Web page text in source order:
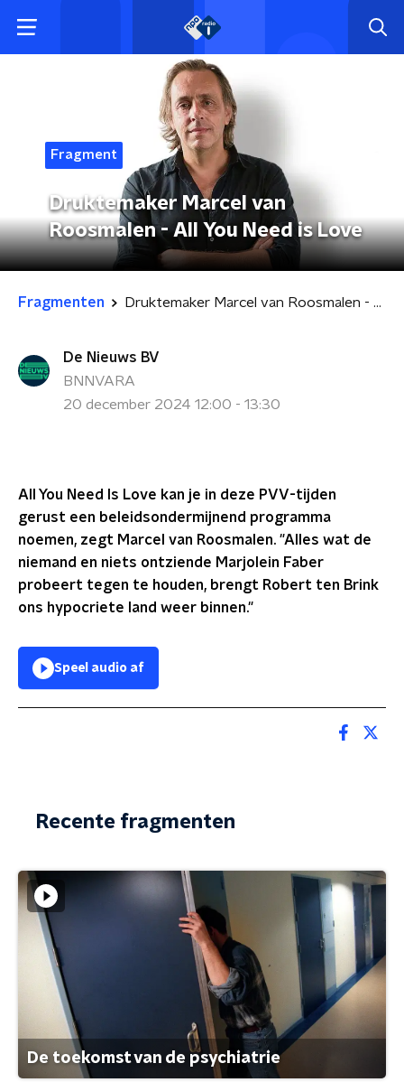
Fragment
Druktemaker Marcel van
Roosmalen - All You Need is Love
Fragmenten Druktemaker Marcel van Roosmalen - All You Need is Love
De Nieuws BV
BNNVARA
20 december 2024 12:00 - 13:30
All You Need Is Love kan je in deze PVV-tijden
gerust een beleidsondermijnend programma
noemen, zegt Marcel van Roosmalen. "Alles wat de
niemand en niets ontziende Marjolein Faber
probeert tegen te houden, brengt Robert ten Brink
ons hypocriete land weer binnen."
Speel audio af
Recente fragmenten
De toekomst van de psychiatrie